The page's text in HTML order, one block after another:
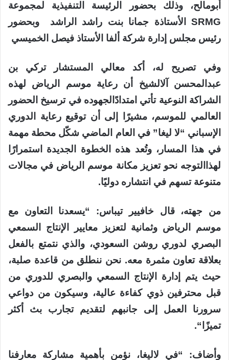
أبومالح، وذلك بحضور الرئيسة التنفيذية
لمجموعة
SRMG
الأستاذة جمانا بنت راشد الراشد
وبحضور
رئيس مجلس إدارة شركة ألفا الأستاذ فيصل الخميسي
وفي تصريح له، أكد معالي المستشار تركي
بن
عبدالمحسن
آلالشيخ أن رعاية موسم الرياض
لهذه
الشراكة النوعية تأتي امتدادًا لجهوده في ترسيخ الحضور
العالمي للموسم، مشيرًا إلى أن توقيع رعاية
الدوري
الإسباني “لا ليغا”في العام الماضي شكّل محطة مهمة
في هذا المسار، وتُعد هذه الخطوة الجديدة
استمرارًا
لهذا التوجه نحو تعزيز مكانة موسم الرياض في مجالات
متنوعة تسهم في انتشاره دوليًا.
من جهته، قال خافيير تيباس: “يسعدنا التعاون
مع
موسم
الرياض وثمانية لتعزيز معايير الإنتاج
السمعي
البصري لدوري روشن السعودي، والذي نتمتع بالفعل
بعلاقة تعاون مثمرة معه. نحن ننطلق من قاعدة صلبة،
حيث يتم إدارة الإنتاج السمعي والبصري للدوري من
قبل محترفين ذوي كفاءة عالية، وسيكون من دواعي
سرورنا العمل
إلى جانبهم لتقديم تجارب بث
أكثر
تميزًا “.
وأضاف: “في لاليغا، نؤمن بأهمية مشاركة
معارفنا